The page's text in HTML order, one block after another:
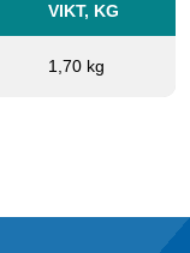
VIKT, KG
1,70 kg